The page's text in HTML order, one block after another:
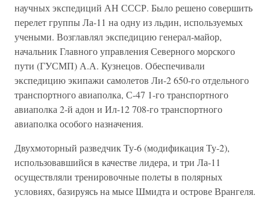
научных экспедиций АН СССР. Было решено совершить
перелет группы Ла-11 на одну из льдин, используемых
учеными. Возглавлял экспедицию генерал-майор,
начальник Главного управления Северного морского
пути (ГУСМП) А.А. Кузнецов. Обеспечивали
экспедицию экипажи самолетов Ли-2 650-го отдельного
транспортного авиаполка, С-47 1-го транспортного
авиаполка 2-й адон и Ил-12 708-го транспортного
авиаполка особого назначения.
Двухмоторный разведчик Ту-6 (модификация Ту-2),
использовавшийся в качестве лидера, и три Ла-11
осуществляли тренировочные полеты в полярных
условиях, базируясь на мысе Шмидта и острове Врангеля.